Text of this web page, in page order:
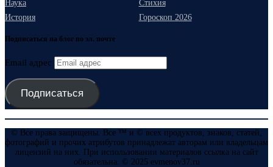
Наука
Стихия
История
Гороскоп 2026
Подписаться на блог по эл. почте
Email адрес
Подписаться
© Все права защищены. Все ™ и © всех продуктов, знаков, статей,
фотографий и прочих атрибутов принадлежат авторам или владельцам
лицензий на них. При использовании материалов ссылка на сайт
обязательна. © 2025 evmenov37.ru